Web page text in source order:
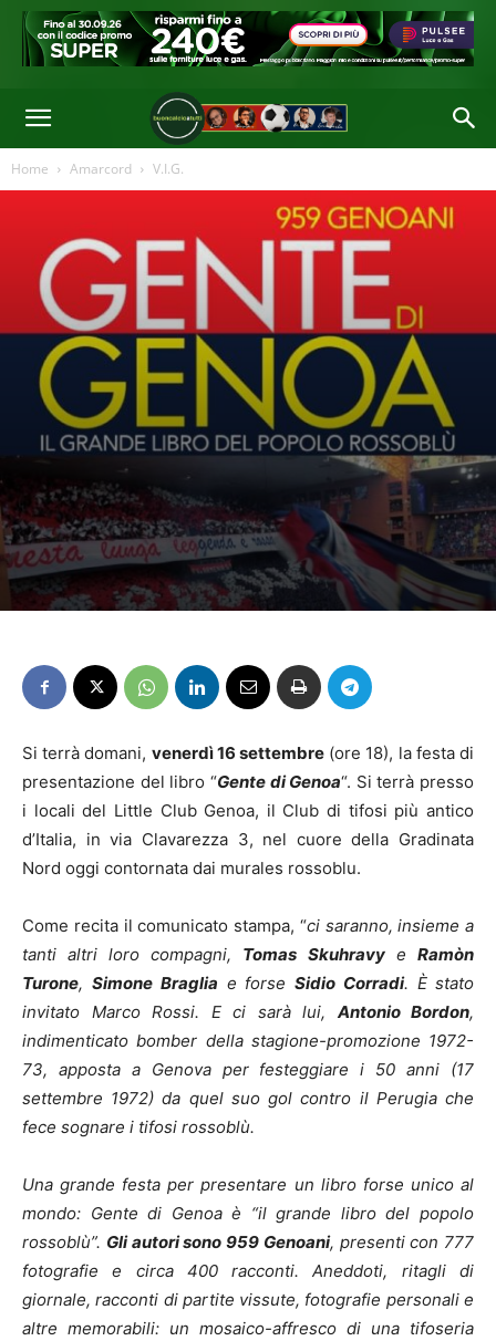
Home Amarcord V.I.G.
racconti. Aneddoti, ritagli di giornale, racconti di partite vissute, fotografie
personali e altre memorabili"
Di Redazione - 13 Set 2022 13:54
Si terrà domani, venerdì 16 settembre (ore 18), la festa di
presentazione del libro “Gente di Genoa“. Si terrà presso
i locali del Little Club Genoa, il Club di tifosi più antico
d’Italia, in via Clavarezza 3, nel cuore della Gradinata
Nord oggi contornata dai murales rossoblu.
Come recita il comunicato stampa, “ci saranno, insieme a
tanti altri loro compagni, Tomas Skuhravy e Ramòn
Turone, Simone Braglia e forse Sidio Corradi. È stato
invitato Marco Rossi.
E ci sarà lui, Antonio Bordon,
indimenticato bomber della stagione-promozione 1972-
73, apposta a Genova per festeggiare i 50 anni (17
settembre 1972) da quel suo gol contro il Perugia che
fece sognare i tifosi rossoblù.
Una grande festa per presentare un libro forse unico al
mondo: Gente di Genoa è “il grande libro del popolo
rossoblù”. Gli autori sono 959 Genoani, presenti con 777
fotografie e circa 400 racconti. Aneddoti, ritagli di
giornale, racconti di partite vissute, fotografie personali e
altre memorabili: un mosaico-affresco di una tifoseria